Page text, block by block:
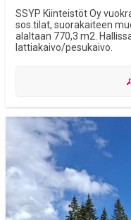
SSYP Kiinteistöt Oy
sos.tilat, suorakaiteen
alaltaan 770,3 m2.
lattiakaivo/pesukaivo.